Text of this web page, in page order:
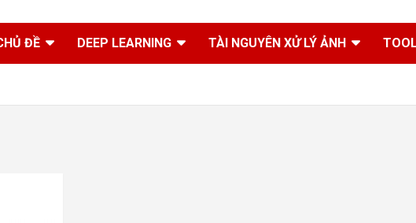
ĐỀ DEEP LEARNING TÀI NGUYÊN XỬ LÝ ẢNH